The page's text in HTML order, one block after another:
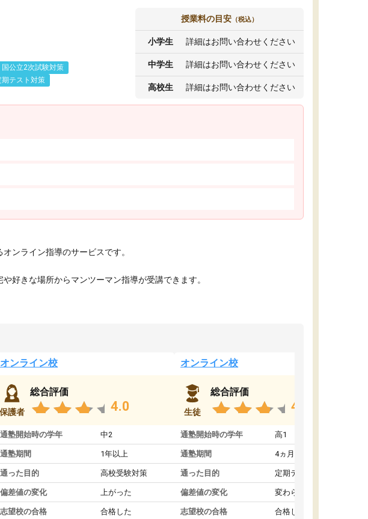
国公立2次試験対策
期テスト対策
授業料の目安 （税込）
小学生 詳細はお問い合わせください
中学生 詳細はお問い合わせください
高校生 詳細はお問い合わせください
ンライン指導のサービスです。
好きな場所からマンツーマン指導が受講できます。
オンライン校
保護者
総合評価
4.0
通塾開始時の学年 中2
通塾期間 1年以上
通った目的 高校受験対策
偏差値の変化 上がった
志望校の合格 合格した
オンライン校
生徒
総合評価
4.0
通塾開始時の学年 高1
通塾期間 4ヵ月～1年未満
通った目的 定期テスト対策
偏差値の変化 変わらなかった
志望校の合格 合格した